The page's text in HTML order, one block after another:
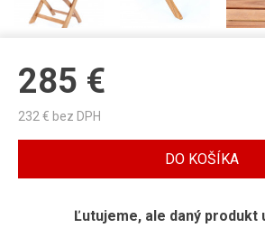
285 €
232 € bez DPH
DO KOŠÍKA
Ľutujeme, ale daný produkt